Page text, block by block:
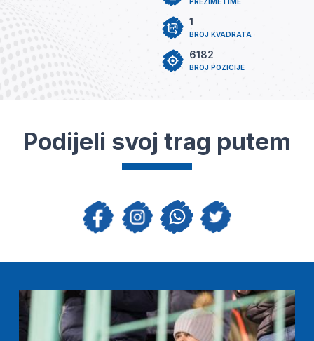
BROJ KVADRATA
1
BROJ POZICIJE
6182
Podijeli svoj trag putem